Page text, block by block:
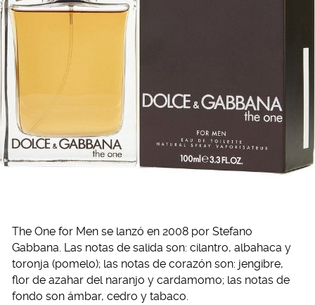
The One for Men se lanzó en 2008 por Stefano
Gabbana. Las notas de salida son: cilantro, albahaca y
toronja (pomelo); las notas de corazón son: jengibre,
flor de azahar del naranjo y cardamomo; las notas de
fondo son ámbar, cedro y tabaco.